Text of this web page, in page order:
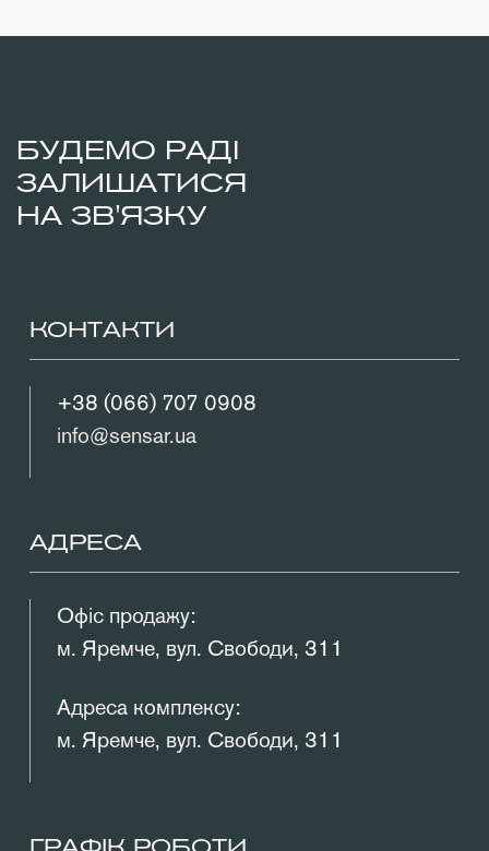
БУДЕМО РАДІ
ЗАЛИШАТИСЯ
НА ЗВ'ЯЗКУ
КОНТАКТИ
+38 (066) 707 0908
info@sensar.ua
АДРЕСА
Офіс продажу:
м. Яремче, вул. Свободи, 311
Адреса комплексу:
м. Яремче, вул. Свободи, 311